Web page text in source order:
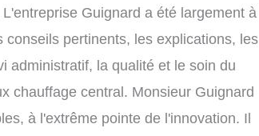
Guignard a été largement à
conseils pertinents, les explications, les
administratif, la qualité et le soin du
chauffage central. Monsieur Guignard
à l'extrême pointe de l'innovation. Il